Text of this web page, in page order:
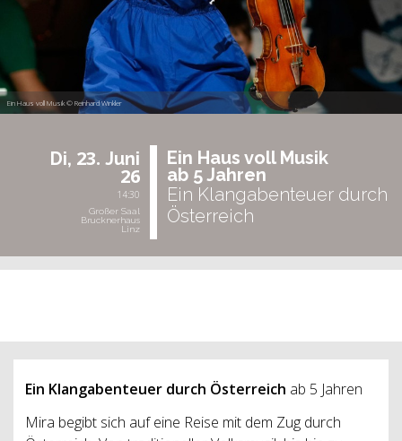
Ein Haus voll Musik © Reinhard Winkler
Di, 23. Juni
26
14:30
Großer Saal
Brucknerhaus
Linz
Ein Haus voll Musik
ab 5 Jah­ren
Ein Klangabenteuer durch
Österreich
Ein Klangabenteuer durch Österreich ab 5 Jahren
Mira begibt sich auf eine Reise mit dem Zug durch